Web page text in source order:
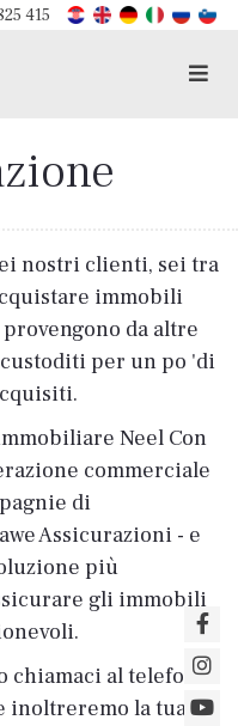
415
nostri clienti, sei tra
immobili
da altre
per un po 'di
Neel Con
commerciale
di
Assicurazioni - e
più
gli immobili
chiamaci al telefono
inoltreremo la tua